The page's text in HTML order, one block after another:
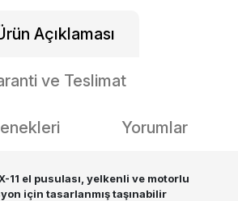
Açıklaması
ve Teslimat
Yorumlar
11 el pusulası, yelkenli ve motorlu
için tasarlanmış taşınabilir